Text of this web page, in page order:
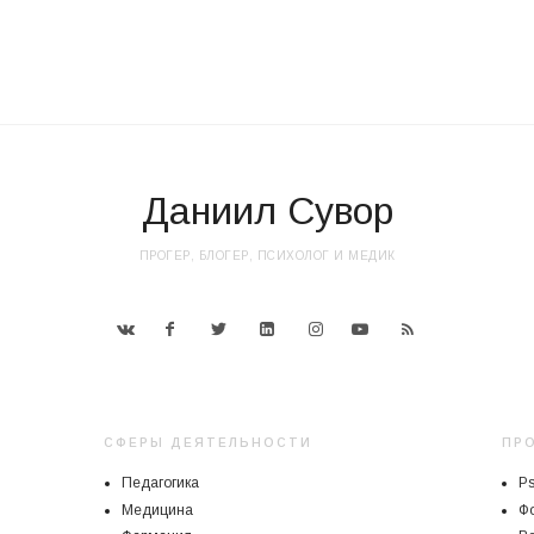
Даниил Сувор
ПРОГЕР, БЛОГЕР, ПСИХОЛОГ И МЕДИК
СФЕРЫ ДЕЯТЕЛЬНОСТИ
Педагогика
Медицина